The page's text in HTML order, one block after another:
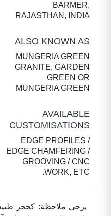
BARMER,
RAJASTHAN, INDIA
ALSO KNOWN AS
MUNGERIA GREEN
GRANITE, GARDEN
GREEN OR
MUNGERIA GREEN
AVAILABLE
CUSTOMISATIONS
EDGE PROFILES /
EDGE CHAMFERING /
GROOVING / CNC
WORK, ETC.
يرجى ملاحظة: كحجر